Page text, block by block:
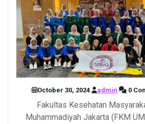
October 30, 2024 admin 0
Fakultas Kesehatan
Muhammadiyah Jakarta (FKM